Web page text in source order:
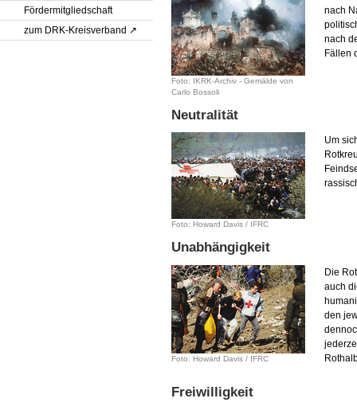
Fördermitgliedschaft
zum DRK-Kreisverband
Foto: IKRK-Archiv - Gemälde von
Carlo Bossoli
nach
nach
Fällen
Neutralität
Foto: Howard Davis / IFRC
Um
Unabhängigkeit
Foto: Howard Davis / IFRC
Die
auch
den
Freiwilligkeit